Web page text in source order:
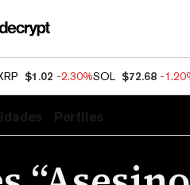
$1.02 -2.30%SOL $72.68 -
Perfiles